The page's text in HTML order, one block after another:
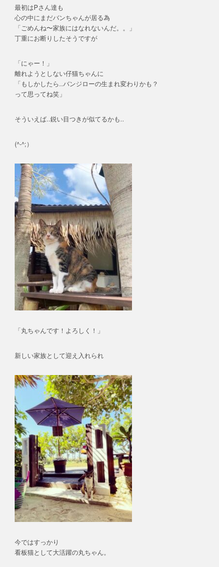
最初はPさん達も
心の中にまだバンちゃんが居る為
「ごめんね〜家族にはなれないんだ。。」
丁重にお断りしたそうですが
「にゃー！」
離れようとしない仔猫ちゃんに
「もしかしたら..バンジローの生まれ変わりかも？
って思ってね笑」
そういえば..鋭い目つきが似てるかも..
(^-^;）
「丸ちゃんです！よろしく！」
新しい家族として迎え入れられ
今ではすっかり
看板猫として大活躍の丸ちゃん。